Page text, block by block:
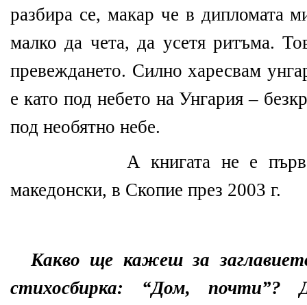
разбира се, макар че в дипломата
малко да чета, да усетя ритъма.
превеждането. Силно харесвам
е като под небето на Унгария –
под необятно небе.
А книгата не е
македонски, в Скопие през 2003 г.
Какво ще кажеш за
стихосбирка: “Дом, почти”?